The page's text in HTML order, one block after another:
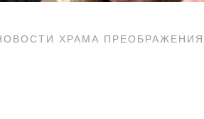
ХРАМА